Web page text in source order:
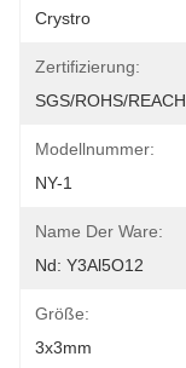
Crystro
Zertifizierung:
SGS/ROHS/REACH
Modellnummer:
NY-1
Name Der Ware:
Nd: Y3Al5O12
Größe:
3x3mm